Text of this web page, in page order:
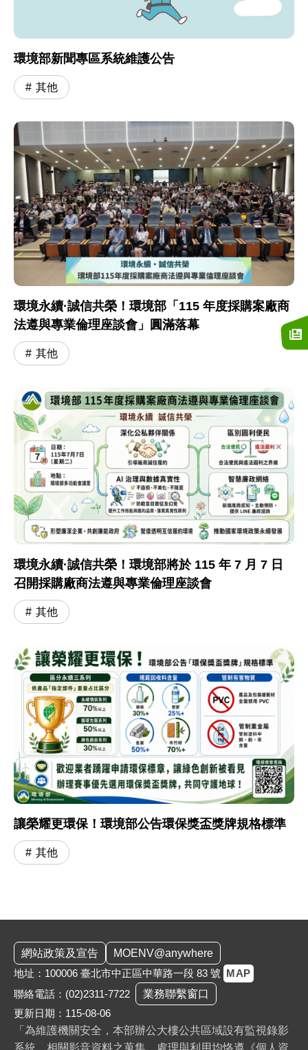
環境部新聞專區系統維護公告
其他
環境永續·誠信共榮！環境部「115 年度採購案廠商
法遵與專業倫理座談會」圓滿落幕
其他
環境永續·誠信共榮！環境部將於 115 年 7 月 7 日
召開採購廠商法遵與專業倫理座談會
其他
讓榮耀更環保！環境部公告環保獎盃獎牌規格標準
其他
網站政策及宣告
MOENV@anywhere
地址：100006 臺北市中正區中華路一段 83 號 MAP
聯絡電話： (02)2311-7722
業務聯繫窗口
更新日期：115-08-06
「為維護機關安全，本部辦公大樓公共區域設有監視錄影